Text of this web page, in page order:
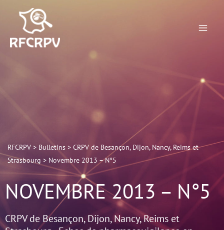
contenu
RFCRPV> Bulletins> CRPV de Besançon, Dijon, Nancy, Reims et
Strasbourg > Novembre 2013 – N°5
NOVEMBRE 2013 – N°5
CRPV de Besançon, Dijon, Nancy, Reims et